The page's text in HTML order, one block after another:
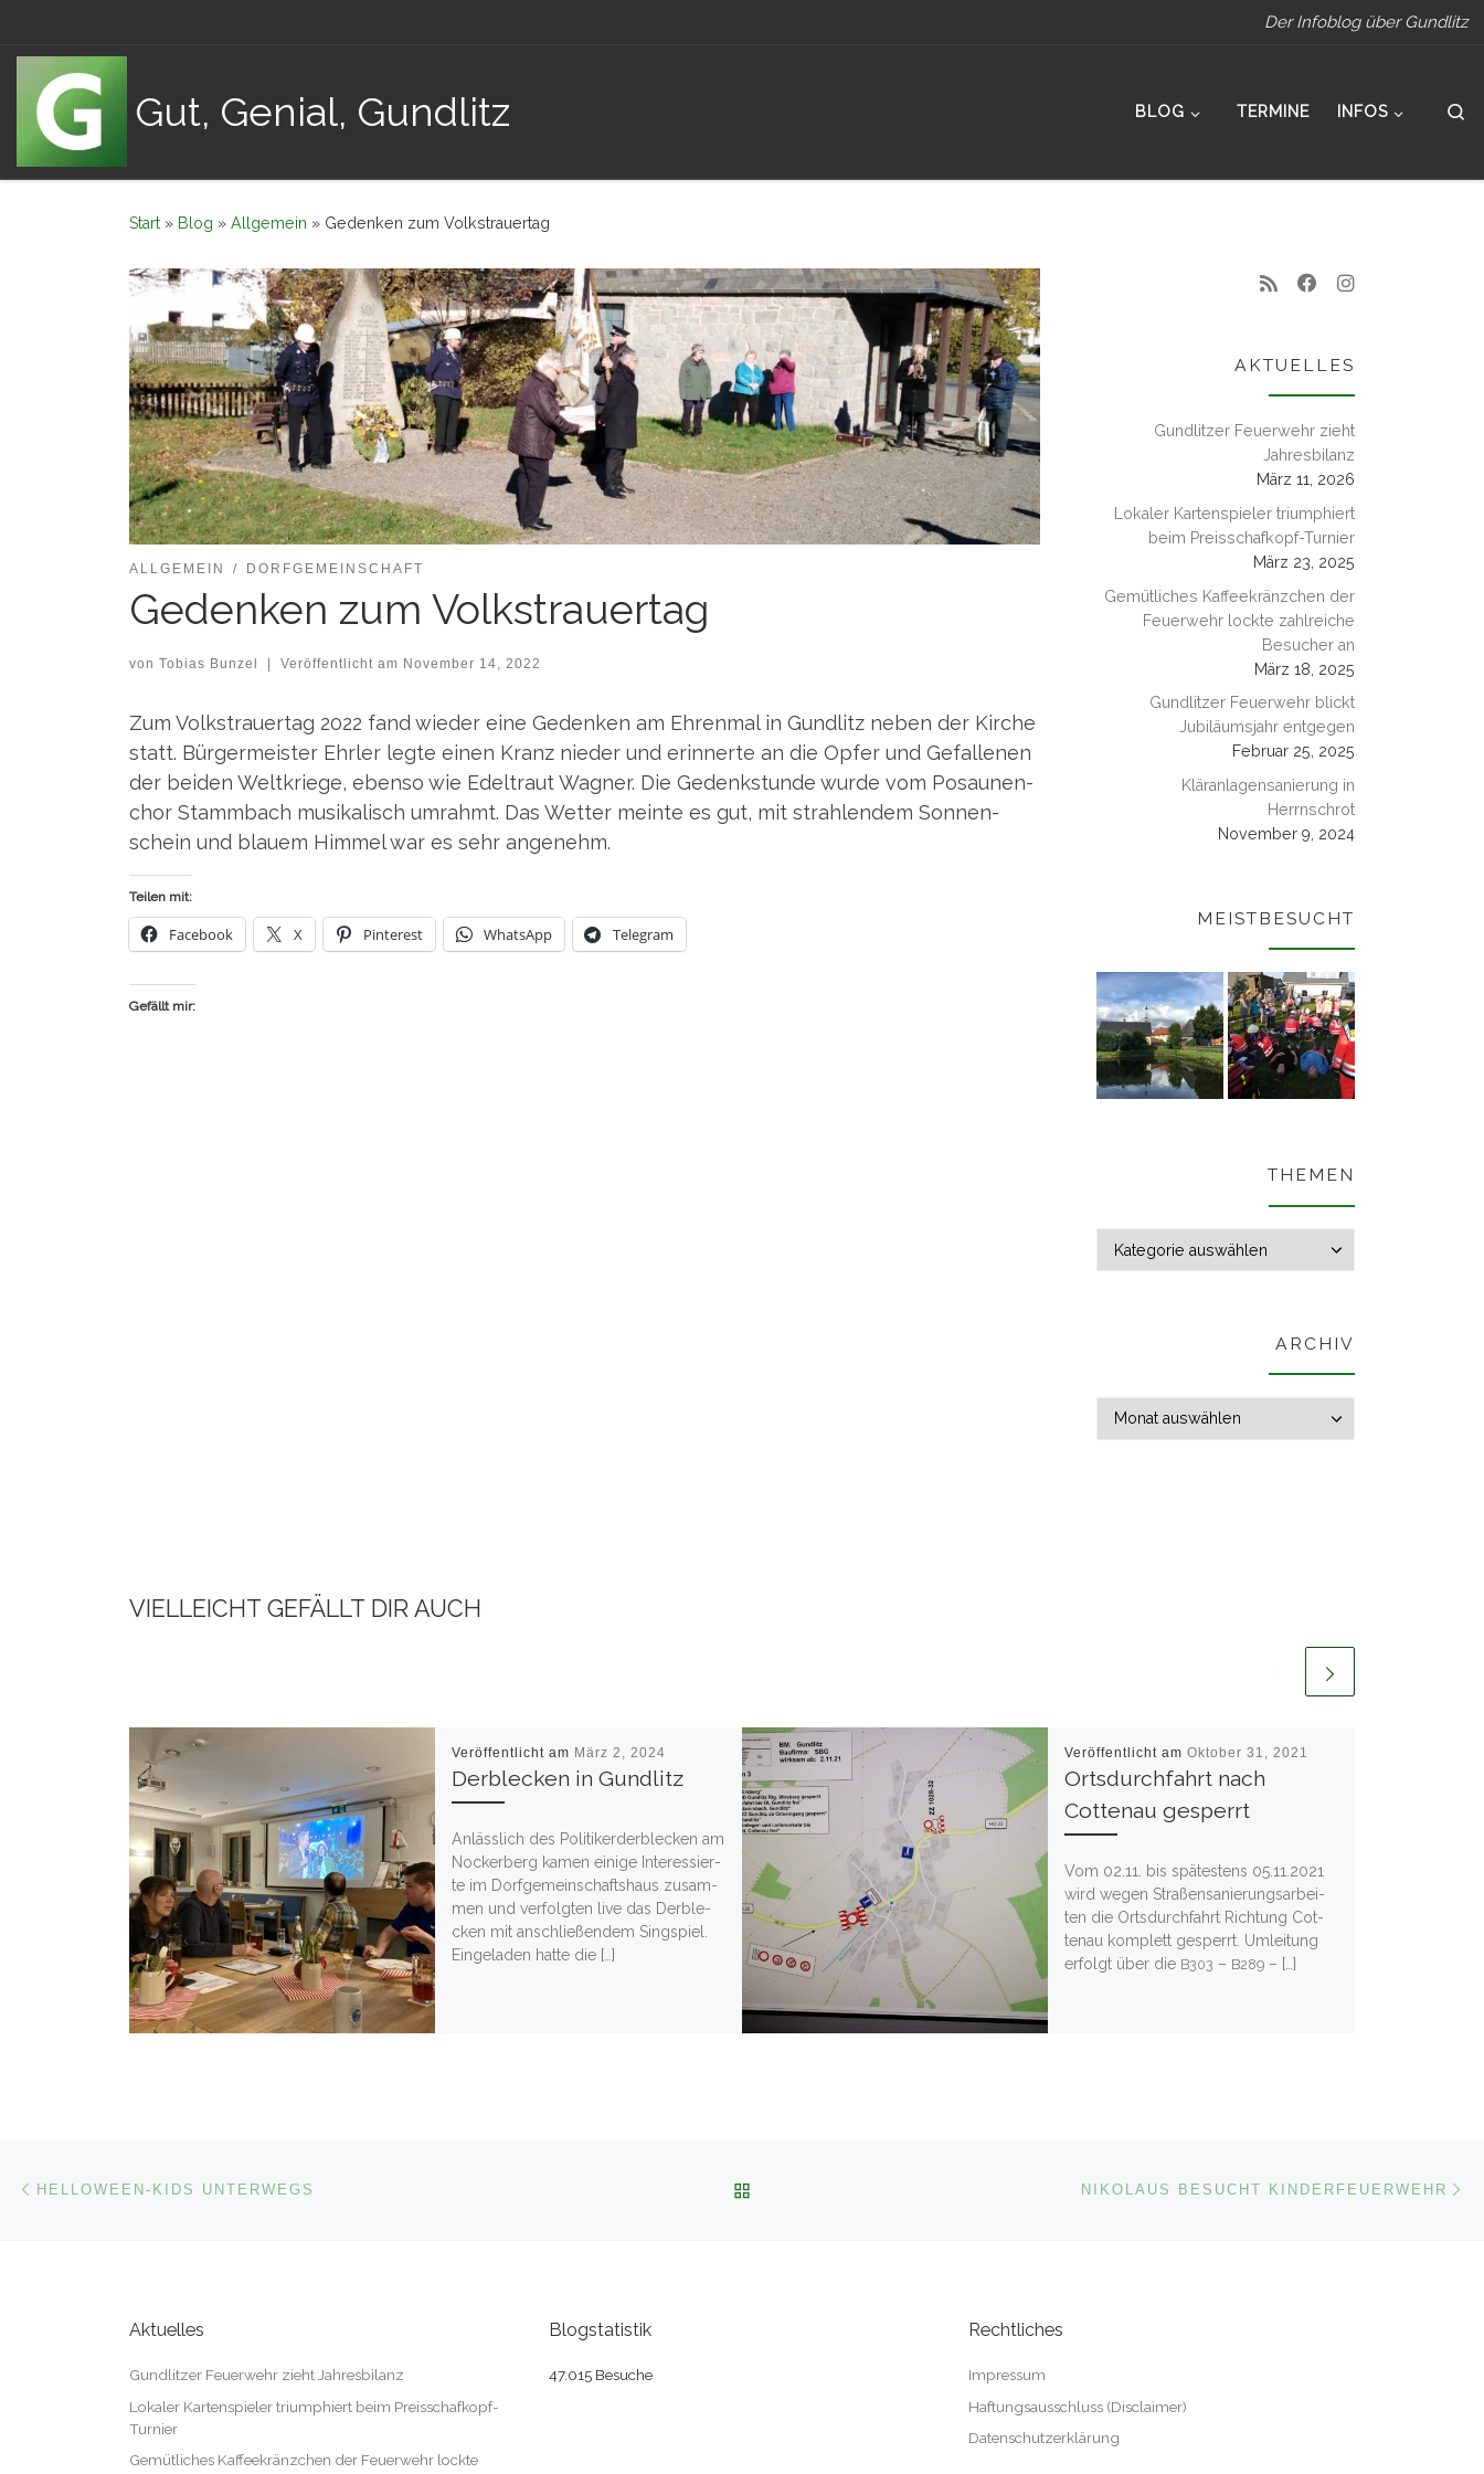
Der Infoblog über Gundlitz
Gut, Genial, Gundlitz BLOG TERMINE INFOS
Start » Blog » Allgemein » Gedenken zum Volkstrauertag
ALLGEMEIN DORFGEMEINSCHAFT
Gedenken zum Volkstrauertag
von Tobias Bunzel | Veröffentlicht am November 14, 2022
Zum Volks­trau­er­tag 2022 fand wie­der eine Geden­ken am Ehren­mal in Gund­litz neben der Kir­che
statt. Bür­ger­meis­ter Ehr­ler leg­te einen Kranz nie­der und erin­ner­te an die Opfer und Gefal­le­nen
der bei­den Welt­krie­ge, eben­so wie Edel­traut Wag­ner. Die Gedenk­stun­de wur­de vom Posau­nen­
chor Stamm­bach musi­ka­lisch umrahmt. Das Wet­ter mein­te es gut, mit strah­len­dem Son­nen­
schein und blau­em Him­mel war es sehr angenehm.
Teilen mit:
Face­book X Pin­te­rest Whats­App Tele­gram
Gefällt mir:
VIELLEICHT GEFÄLLT DIR AUCH
Veröffentlicht am März 2, 2024
Derblecken in Gundlitz
Anläss­lich des Poli­tiker­der­ble­cken am
Nocker­berg kamen eini­ge Inter­es­sier­
te im Dorf­ge­mein­schafts­haus zusam­
men und ver­folg­ten live das Der­ble­
cken mit anschlie­ßen­dem Sing­spiel.
Ein­ge­la­den hat­te die […]
Veröffentlicht am Oktober 31, 2021
Ortsdurchfahrt nach
Cottenau gesperrt
Vom 02.11. bis spä­tes­tens 05.11.2021
wird wegen Stra­ßen­sa­nie­rungs­ar­bei­
ten die Orts­durch­fahrt Rich­tung Cot­
ten­au kom­plett gesperrt. Umlei­tung
erfolgt über die B303 – B289– […]
AKTUELLES
Gundlitzer Feuerwehr zieht
Jahresbilanz
März 11, 2026
Lokaler Kartenspieler triumphiert
beim Preisschafkopf-Turnier
März 23, 2025
Gemütliches Kaffeekränzchen der
Feuerwehr lockte zahlreiche
Besucher an
März 18, 2025
Gundlitzer Feuerwehr blickt
Jubiläumsjahr entgegen
Februar 25, 2025
Kläranlagensanierung in
Herrnschrot
November 9, 2024
MEISTBESUCHT
THEMEN
ARCHIV
Beitragsnavigation
HELLOWEEN-KIDS UNTERWEGS NIKOLAUS BESUCHT KINDERFEUERWEHR
Aktuelles
Gundlitzer Feuerwehr zieht Jahresbilanz
Lokaler Kartenspieler triumphiert beim Preisschafkopf-
Turnier
Gemütliches Kaffeekränzchen der Feuerwehr lockte
Blogstatistik
47.015 Besuche
Rechtliches
Impressum
Haftungsausschluss (Disclaimer)
Datenschutzerklärung